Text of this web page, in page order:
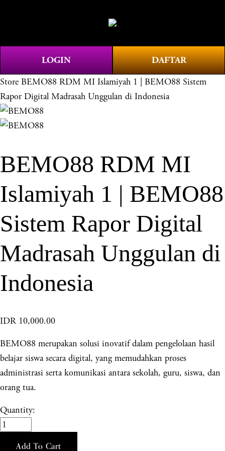
e
u
LOGIN DAFTAR
Store BEMO88 RDM MI Islamiyah 1 | BEMO88 Sistem
Rapor Digital Madrasah Unggulan di Indonesia
BEMO88 RDM MI
Islamiyah 1 | BEMO88
Sistem Rapor Digital
Madrasah Unggulan di
Indonesia
IDR 10,000.00
BEMO88 merupakan solusi inovatif dalam pengelolaan hasil
belajar siswa secara digital, yang memudahkan proses
administrasi serta komunikasi antara sekolah, guru, siswa, dan
orang tua.
Quantity:
Add To Cart